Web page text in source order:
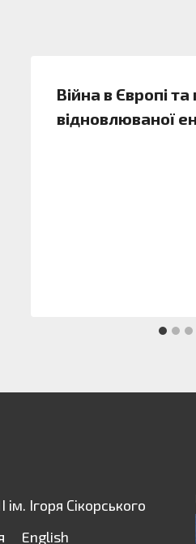
Війна в Європі
відновлюваної
ім. Ігоря Сікорського
English